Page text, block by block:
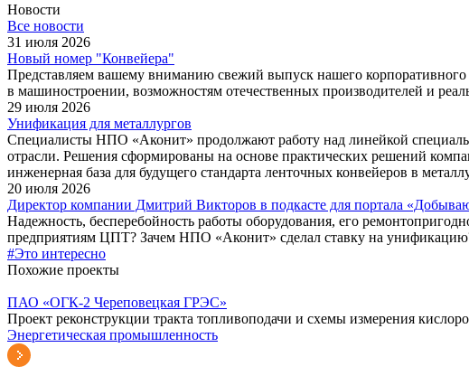
Новости
Все новости
31 июля 2026
Новый номер "Конвейера"
Представляем вашему вниманию свежий выпуск нашего
в машиностроении, возможностям отечественных производителей и
29 июля 2026
Унификация для металлургов
Специалисты НПО «Аконит» продолжают работу над линейкой
отрасли. Решения сформированы на основе практических решений
инженерная база для будущего стандарта ленточных конвейеров в
20 июля 2026
Директор компании Дмитрий Викторов в подкасте для портала
Надежность, бесперебойность работы оборудования, его
предприятиям ЦПТ? Зачем НПО «Аконит» сделал ставку на
#Это интересно
Похожие проекты
ПАО «ОГК-2 Череповецкая ГРЭС»
Проект реконструкции тракта топливоподачи и схемы измерения
Энергетическая промышленность